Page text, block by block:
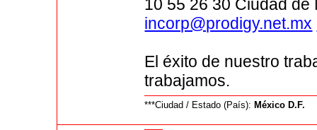
10 55 26 30 Ciudad de
incorp@prodigy.net.mx
El éxito de nuestro
trabajamos.
***Ciudad / Estado (País): México D.F.